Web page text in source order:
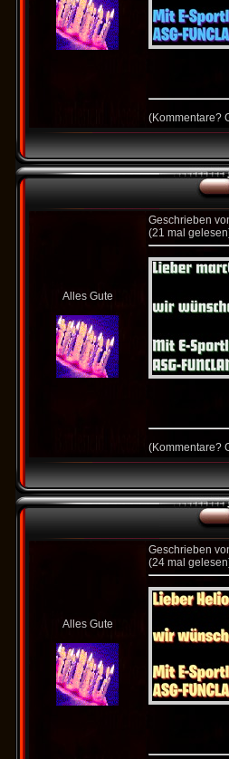
(Kommentare?
Alles Gute
Geschrieben
(21 mal
(Kommentare?
Alles Gute
Geschrieben
(24 mal